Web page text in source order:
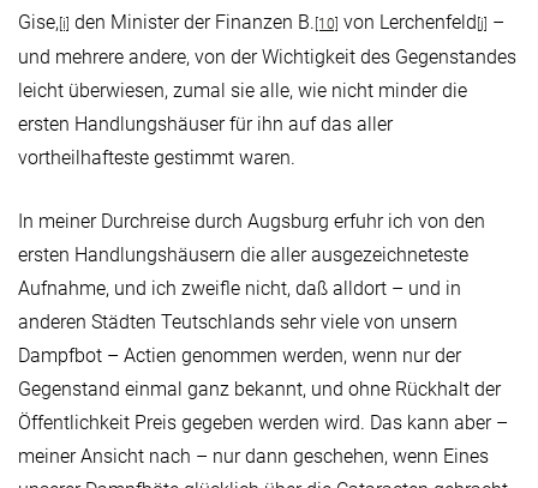
Gise, [i] den Minister der Finanzen B. [10] von Lerchenfeld [j]
–
und mehrere andere, von der Wichtigkeit des Gegenstandes
leicht überwiesen, zumal sie alle, wie nicht minder die
ersten Handlungshäuser für ihn auf das aller
vortheilhafteste gestimmt waren.
In meiner Durchreise durch Augsburg erfuhr ich von den
ersten Handlungshäusern die aller ausgezeichneteste
Aufnahme, und ich zweifle nicht, daß alldort – und in
anderen Städten Teutschlands sehr viele von unsern
Dampfbot – Actien genommen werden, wenn nur der
Gegenstand einmal ganz bekannt, und ohne Rückhalt der
Öffentlichkeit Preis gegeben werden wird. Das kann aber –
meiner Ansicht nach – nur dann geschehen, wenn Eines